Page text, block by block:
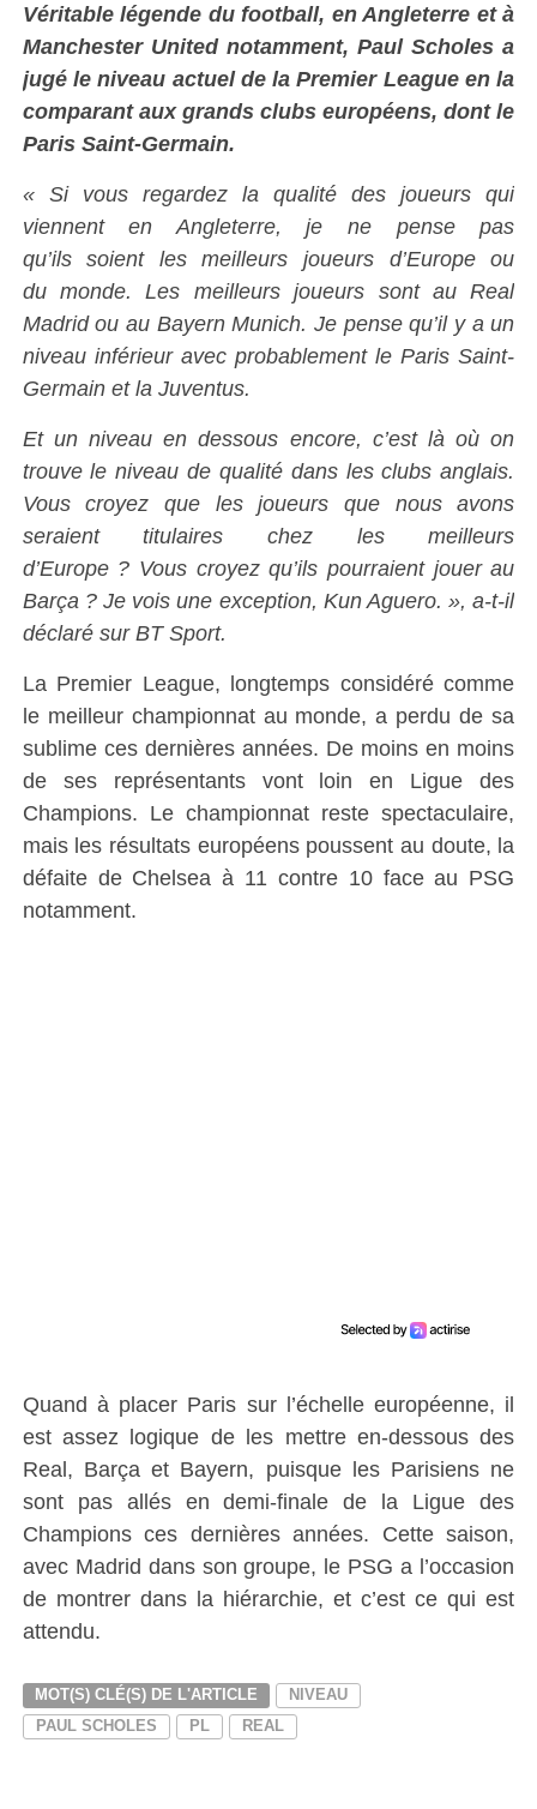
Véritable légende du football, en Angleterre et à
Manchester United notamment, Paul Scholes a
jugé le niveau actuel de la Premier League en la
comparant aux grands clubs européens, dont le
Paris Saint-Germain.
« Si vous regardez la qualité des joueurs qui
viennent en Angleterre, je ne pense pas
qu’ils soient les meilleurs joueurs d’Europe ou
du monde. Les meilleurs joueurs sont au Real
Madrid ou au Bayern Munich. Je pense qu’il y a un
niveau inférieur avec probablement le Paris Saint-
Germain et la Juventus.
Et un niveau en dessous encore, c’est là où on
trouve le niveau de qualité dans les clubs anglais.
Vous croyez que les joueurs que nous avons
seraient titulaires chez les meilleurs
d’Europe ? Vous croyez qu’ils pourraient jouer au
Barça ? Je vois une exception, Kun Aguero. », a-t-il
déclaré sur BT Sport.
La Premier League, longtemps considéré comme
le meilleur championnat au monde, a perdu de sa
sublime ces dernières années. De moins en moins
de ses représentants vont loin en Ligue des
Champions. Le championnat reste spectaculaire,
mais les résultats européens poussent au doute, la
défaite de Chelsea à 11 contre 10 face au PSG
notamment.
Quand à placer Paris sur l’échelle européenne, il
est assez logique de les mettre en-dessous des
Real, Barça et Bayern, puisque les Parisiens ne
sont pas allés en demi-finale de la Ligue des
Champions ces dernières années. Cette saison,
avec Madrid dans son groupe, le PSG a l’occasion
de montrer dans la hiérarchie, et c’est ce qui est
attendu.
MOT(S) CLÉ(S) DE L'ARTICLE
NIVEAU
PAUL SCHOLES
PL REAL